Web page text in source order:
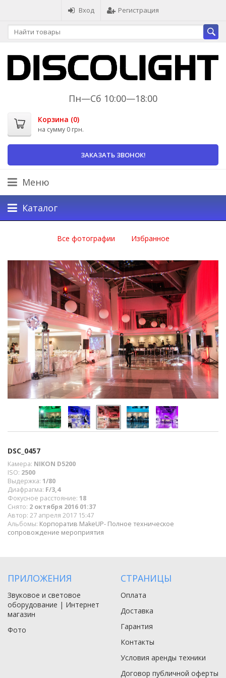
Вход Регистрация
Пн—Сб 10:00—18:00
Корзина (0)
на сумму 0 грн.
ЗАКАЗАТЬ ЗВОНОК!
Меню
Каталог
Все фотографии Избранное
DSC_0457
Камера: NIKON D5200
ISO: 2500
Выдержка: 1/80
Диафрагма: F/3,4
Фокусное расстояние: 18
Снято: 2 октября 2016 01:37
Автор: 27 апреля 2017 15:47
Альбомы: Корпоратив MakeUP- Полное техническое
сопровождение мероприятия
ПРИЛОЖЕНИЯ
Звуковое и световое
оборудование | Интернет
магазин
Фото
СТРАНИЦЫ
Оплата
Доставка
Гарантия
Контакты
Условия аренды техники
Договор публичной оферты